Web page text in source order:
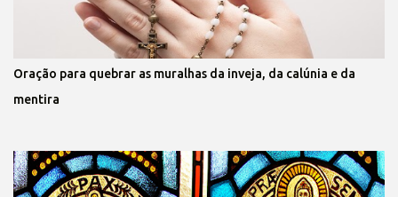
Oração para quebrar as muralhas da inveja, da calúnia e da
mentira